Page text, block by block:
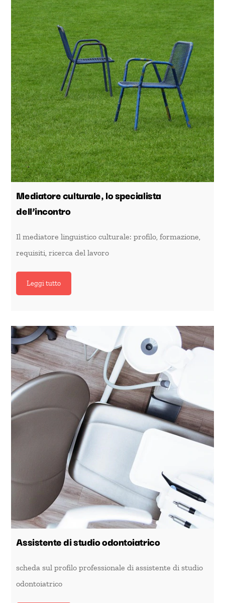
Mediatore culturale, lo specialista
dell’incontro
Il mediatore linguistico culturale: profilo, formazione,
requisiti, ricerca del lavoro
Leggi tutto
Assistente di studio odontoiatrico
scheda sul profilo professionale di assistente di studio
odontoiatrico